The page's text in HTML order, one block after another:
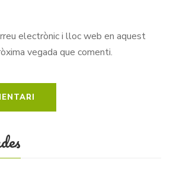
electrònic i lloc web en aquest
vegada que comenti.